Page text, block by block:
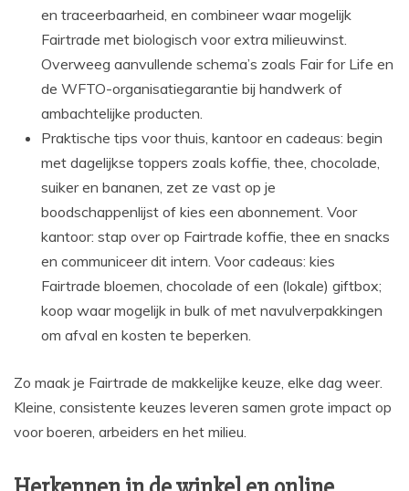
en traceerbaarheid, en combineer waar mogelijk
Fairtrade met biologisch voor extra milieuwinst.
Overweeg aanvullende schema’s zoals Fair for Life en
de WFTO-organisatiegarantie bij handwerk of
ambachtelijke producten.
Praktische tips voor thuis, kantoor en cadeaus: begin
met dagelijkse toppers zoals koffie, thee, chocolade,
suiker en bananen, zet ze vast op je
boodschappenlijst of kies een abonnement. Voor
kantoor: stap over op Fairtrade koffie, thee en snacks
en communiceer dit intern. Voor cadeaus: kies
Fairtrade bloemen, chocolade of een (lokale) giftbox;
koop waar mogelijk in bulk of met navulverpakkingen
om afval en kosten te beperken.
Zo maak je Fairtrade de makkelijke keuze, elke dag weer.
Kleine, consistente keuzes leveren samen grote impact op
voor boeren, arbeiders en het milieu.